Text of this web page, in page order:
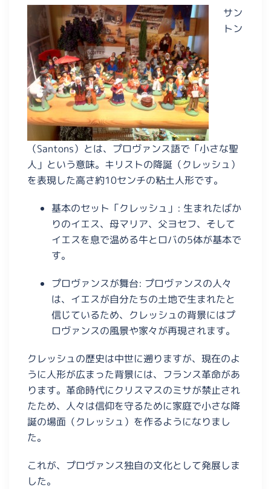
サン
トン
（Santons）とは、プロヴァンス語で「小さな聖
人」という意味。キリストの降誕（クレッシュ）
を表現した高さ約10センチの粘土人形です。
基本のセット「クレッシュ」: 生まれたばか
りのイエス、母マリア、父ヨセフ、そして
イエスを息で温める牛とロバの5体が基本で
す。
プロヴァンスが舞台: プロヴァンスの人々
は、イエスが自分たちの土地で生まれたと
信じているため、クレッシュの背景にはプ
ロヴァンスの風景や家々が再現されます。
クレッシュの歴史は中世に遡りますが、現在のよ
うに人形が広まった背景には、フランス革命があ
ります。革命時代にクリスマスのミサが禁止され
たため、人々は信仰を守るために家庭で小さな降
誕の場面（クレッシュ）を作るようになりまし
た。
これが、プロヴァンス独自の文化として発展しま
した。